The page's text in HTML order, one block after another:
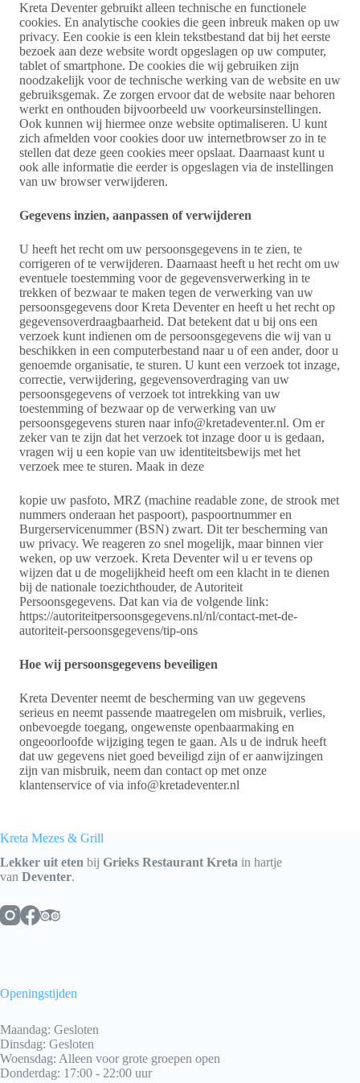
Kreta Deventer gebruikt alleen technische en functionele
cookies. En analytische cookies die geen inbreuk maken op uw
privacy. Een cookie is een klein tekstbestand dat bij het eerste
bezoek aan deze website wordt opgeslagen op uw computer,
tablet of smartphone. De cookies die wij gebruiken zijn
noodzakelijk voor de technische werking van de website en uw
gebruiksgemak. Ze zorgen ervoor dat de website naar behoren
werkt en onthouden bijvoorbeeld uw voorkeursinstellingen.
Ook kunnen wij hiermee onze website optimaliseren. U kunt
zich afmelden voor cookies door uw internetbrowser zo in te
stellen dat deze geen cookies meer opslaat. Daarnaast kunt u
ook alle informatie die eerder is opgeslagen via de instellingen
van uw browser verwijderen.
Gegevens inzien, aanpassen of verwijderen
U heeft het recht om uw persoonsgegevens in te zien, te
corrigeren of te verwijderen. Daarnaast heeft u het recht om uw
eventuele toestemming voor de gegevensverwerking in te
trekken of bezwaar te maken tegen de verwerking van uw
persoonsgegevens door Kreta Deventer en heeft u het recht op
gegevensoverdraagbaarheid. Dat betekent dat u bij ons een
verzoek kunt indienen om de persoonsgegevens die wij van u
beschikken in een computerbestand naar u of een ander, door u
genoemde organisatie, te sturen. U kunt een verzoek tot inzage,
correctie, verwijdering, gegevensoverdraging van uw
persoonsgegevens of verzoek tot intrekking van uw
toestemming of bezwaar op de verwerking van uw
persoonsgegevens sturen naar info@kretadeventer.nl. Om er
zeker van te zijn dat het verzoek tot inzage door u is gedaan,
vragen wij u een kopie van uw identiteitsbewijs met het
verzoek mee te sturen. Maak in deze
kopie uw pasfoto, MRZ (machine readable zone, de strook met
nummers onderaan het paspoort), paspoortnummer en
Burgerservicenummer (BSN) zwart. Dit ter bescherming van
uw privacy. We reageren zo snel mogelijk, maar binnen vier
weken, op uw verzoek. Kreta Deventer wil u er tevens op
wijzen dat u de mogelijkheid heeft om een klacht in te dienen
bij de nationale toezichthouder, de Autoriteit
Persoonsgegevens. Dat kan via de volgende link:
https://autoriteitpersoonsgegevens.nl/nl/contact-met-de-
autoriteit-persoonsgegevens/tip-ons
Hoe wij persoonsgegevens beveiligen
Kreta Deventer neemt de bescherming van uw gegevens
serieus en neemt passende maatregelen om misbruik, verlies,
onbevoegde toegang, ongewenste openbaarmaking en
ongeoorloofde wijziging tegen te gaan. Als u de indruk heeft
dat uw gegevens niet goed beveiligd zijn of er aanwijzingen
zijn van misbruik, neem dan contact op met onze
klantenservice of via info@kretadeventer.nl
Kreta Mezes & Grill
Lekker uit eten bij Grieks Restaurant Kreta in hartje
van Deventer.
Openingstijden
Maandag: Gesloten
Dinsdag: Gesloten
Woensdag: Alleen voor grote groepen open
Donderdag: 17:00 - 22:00 uur